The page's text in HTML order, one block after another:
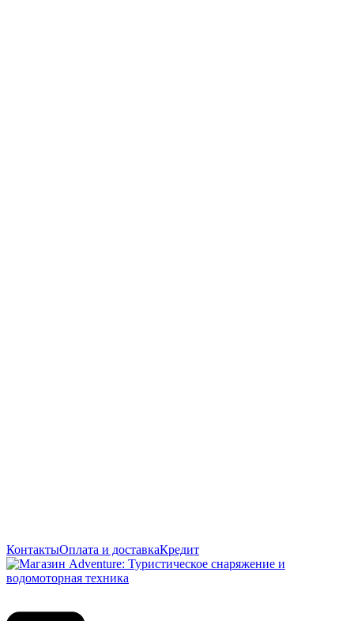
КонтактыОплата и доставкаКредит